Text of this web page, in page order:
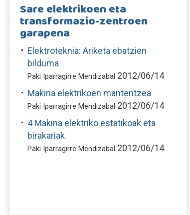
Sare elektrikoen eta
transformazio-zentroen
garapena
Elektroteknia: Ariketa ebatzien
bilduma
Paki Iparragirre Mendizabal 2012/06/14
Makina elektrikoen mantentzea
Paki Iparragirre Mendizabal 2012/06/14
4 Makina elektriko estatikoak eta
birakariak
Paki Iparragirre Mendizabal 2012/06/14